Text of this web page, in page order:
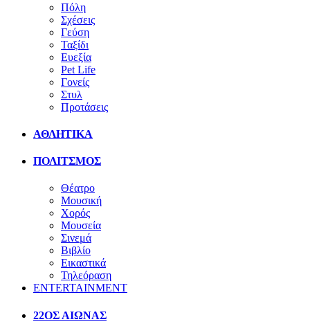
Πόλη
Σχέσεις
Γεύση
Ταξίδι
Ευεξία
Pet Life
Γονείς
Στυλ
Προτάσεις
ΑΘΛΗΤΙΚΑ
ΠΟΛΙΤΣΜΟΣ
Θέατρο
Μουσική
Χορός
Μουσεία
Σινεμά
Βιβλίο
Εικαστικά
Τηλεόραση
ENTERTAINMENT
22ΟΣ ΑΙΩΝΑΣ